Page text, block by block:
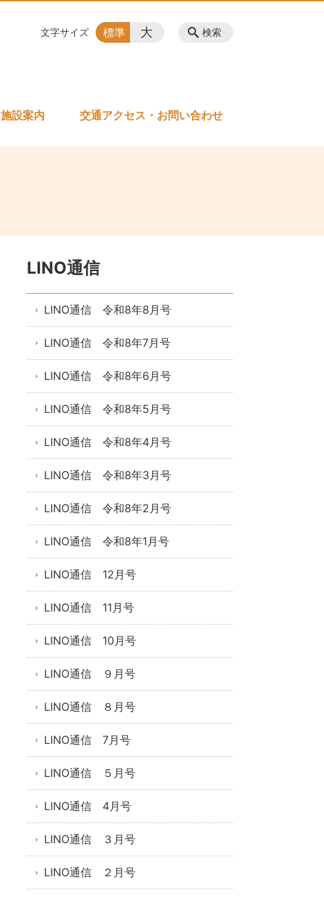
施設案内 交通アクセス・お問い合わせ
検索
文字サイズ 標準 大
LINO通信
LINO通信 令和8年8月号
LINO通信 令和8年7月号
LINO通信 令和8年6月号
LINO通信 令和8年5月号
LINO通信 令和8年4月号
LINO通信 令和8年3月号
LINO通信 令和8年2月号
LINO通信 令和8年1月号
LINO通信 12月号
LINO通信 11月号
LINO通信 10月号
LINO通信 ９月号
LINO通信 ８月号
LINO通信 7月号
LINO通信 ５月号
LINO通信 4月号
LINO通信 ３月号
LINO通信 ２月号